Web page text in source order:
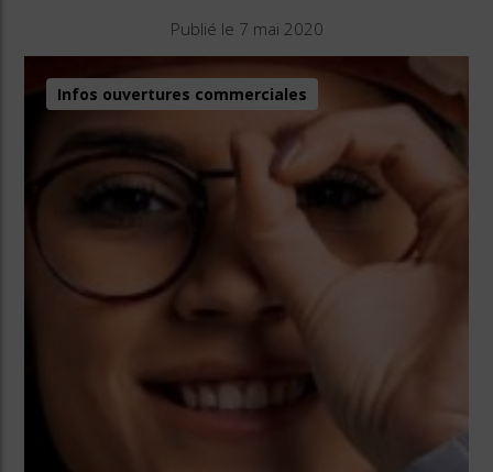
Publié le 7 mai 2020
Infos ouvertures commerciales